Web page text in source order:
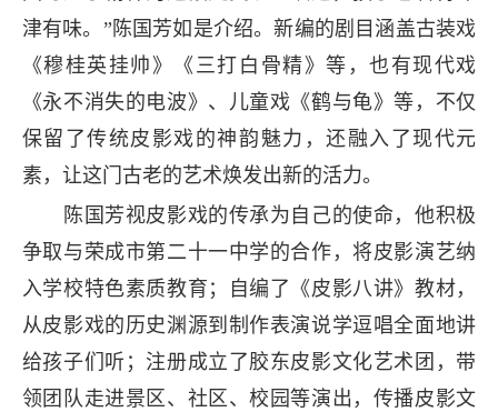
津有味。”陈国芳如是介绍。新编的剧目涵盖古装戏
《穆桂英挂帅》《三打白骨精》等，也有现代戏
《永不消失的电波》、儿童戏《鹤与龟》等，不仅
保留了传统皮影戏的神韵魅力，还融入了现代元
素，让这门古老的艺术焕发出新的活力。
陈国芳视皮影戏的传承为自己的使命，他积极
争取与荣成市第二十一中学的合作，将皮影演艺纳
入学校特色素质教育；自编了《皮影八讲》教材，
从皮影戏的历史渊源到制作表演说学逗唱全面地讲
给孩子们听；注册成立了胶东皮影文化艺术团，带
领团队走进景区、社区、校园等演出，传播皮影文